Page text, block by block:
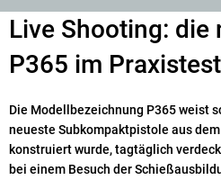
Live Shooting: die
P365 im Praxistest
Die Modellbezeichnung P365 weist
neueste Subkompaktpistole aus
konstruiert wurde, tagtäglich
bei einem Besuch der